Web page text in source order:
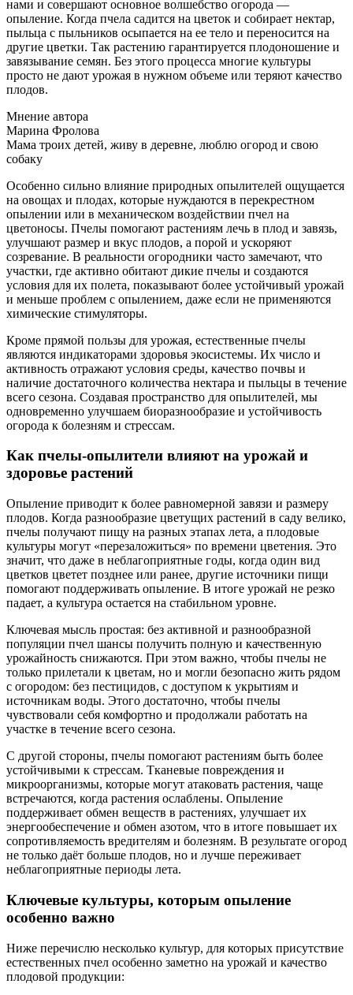
нами и совершают основное волшебство огорода —
опыление. Когда пчела садится на цветок и собирает нектар,
пыльца с пыльников осыпается на ее тело и переносится на
другие цветки. Так растению гарантируется плодоношение и
завязывание семян. Без этого процесса многие культуры
просто не дают урожая в нужном объеме или теряют качество
плодов.
Мнение автора
Марина Фролова
Мама троих детей, живу в деревне, люблю огород и свою
собаку
Особенно сильно влияние природных опылителей ощущается
на овощах и плодах, которые нуждаются в перекрестном
опылении или в механическом воздействии пчел на
цветоносы. Пчелы помогают растениям лечь в плод и завязь,
улучшают размер и вкус плодов, а порой и ускоряют
созревание. В реальности огородники часто замечают, что
участки, где активно обитают дикие пчелы и создаются
условия для их полета, показывают более устойчивый урожай
и меньше проблем с опылением, даже если не применяются
химические стимуляторы.
Кроме прямой пользы для урожая, естественные пчелы
являются индикаторами здоровья экосистемы. Их число и
активность отражают условия среды, качество почвы и
наличие достаточного количества нектара и пыльцы в течение
всего сезона. Создавая пространство для опылителей, мы
одновременно улучшаем биоразнообразие и устойчивость
огорода к болезням и стрессам.
Как пчелы-опылители влияют на урожай и
здоровье растений
Опыление приводит к более равномерной завязи и размеру
плодов. Когда разнообразие цветущих растений в саду велико,
пчелы получают пищу на разных этапах лета, а плодовые
культуры могут «перезаложиться» по времени цветения. Это
значит, что даже в неблагоприятные годы, когда один вид
цветков цветет позднее или ранее, другие источники пищи
помогают поддерживать опыление. В итоге урожай не резко
падает, а культура остается на стабильном уровне.
Ключевая мысль простая: без активной и разнообразной
популяции пчел шансы получить полную и качественную
урожайность снижаются. При этом важно, чтобы пчелы не
только прилетали к цветам, но и могли безопасно жить рядом
с огородом: без пестицидов, с доступом к укрытиям и
источникам воды. Этого достаточно, чтобы пчелы
чувствовали себя комфортно и продолжали работать на
участке в течение всего сезона.
С другой стороны, пчелы помогают растениям быть более
устойчивыми к стрессам. Тканевые повреждения и
микроорганизмы, которые могут атаковать растения, чаще
встречаются, когда растения ослаблены. Опыление
поддерживает обмен веществ в растениях, улучшает их
энергообеспечение и обмен азотом, что в итоге повышает их
сопротивляемость вредителям и болезням. В результате огород
не только даёт больше плодов, но и лучше переживает
неблагоприятные периоды лета.
Ключевые культуры, которым опыление
особенно важно
Ниже перечислю несколько культур, для которых присутствие
естественных пчел особенно заметно на урожай и качество
плодовой продукции: